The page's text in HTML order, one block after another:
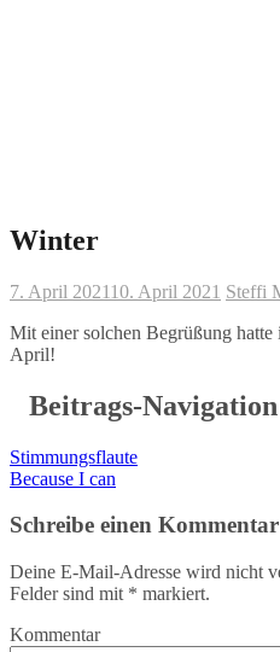
Winter
7. April 202110. April 2021 Steffi
Mit einer solchen Begrüßung
April!
Beitrags-Navigation
Stimmungsflaute
Because I can
Schreibe einen Kommentar
Deine E-Mail-Adresse wird nicht
Felder sind mit * markiert.
Kommentar